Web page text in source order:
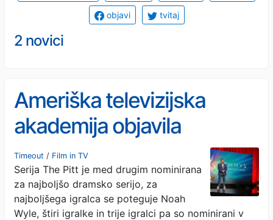
objavi tvitaj
2 novici
Ameriška televizijska
akademija objavila
nominacije za nagrado
emmy
Timeout / Film in TV
Serija The Pitt je med drugim nominirana
za najboljšo dramsko serijo, za
najboljšega igralca se poteguje Noah
Wyle, štiri igralke in trije igralci pa so nominirani v